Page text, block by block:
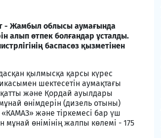
- Жамбыл облысы аумағында
алып өтпек болғандар ұсталды.
баспасөз қызметінен
қылмысқа қарсы күрес
шектесетін аумақтағы
және Қордай ауылдары
өнімдерін (дизель отыны)
және тіркемесі бар үш
мұнай өнімінің жалпы көлемі - 175